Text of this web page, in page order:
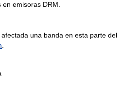
emisoras DRM.
una banda en esta parte del